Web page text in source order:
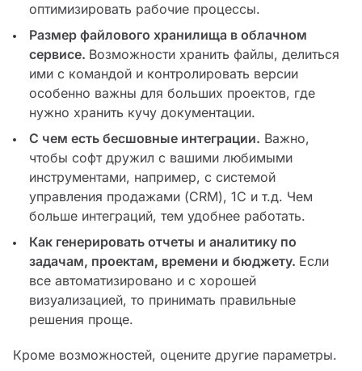
оптимизировать рабочие процессы.
Размер файлового хранилища в облачном
сервисе. Возможности хранить файлы, делиться
ими с командой и контролировать версии
особенно важны для больших проектов, где
нужно хранить кучу документации.
С чем есть бесшовные интеграции. Важно,
чтобы софт дружил с вашими любимыми
инструментами, например, с системой
управления продажами (CRM), 1С и т.д. Чем
больше интеграций, тем удобнее работать.
Как генерировать отчеты и аналитику по
задачам, проектам, времени и бюджету. Если
все автоматизировано и с хорошей
визуализацией, то принимать правильные
решения проще.
Кроме возможностей, оцените другие параметры.